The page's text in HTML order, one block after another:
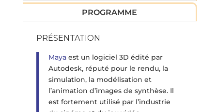
PROGRAMME
PRÉSENTATION
Mayaest un logiciel 3D édité par
Autodesk, réputé pour le rendu, la
simulation, la modélisation et
l’animation d’images de synthèse. Il
est fortement utilisé par l’industrie